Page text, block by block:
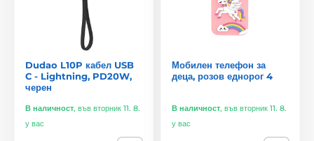
Dudao L10P кабел USB
C - Lightning, PD20W,
черен
В наличност, във вторник 11. 8.
у вас
Мобилен телефон за
деца, розов еднорог 4
В наличност, във вторник 11. 8.
у вас